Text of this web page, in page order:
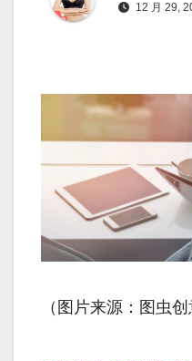
12 月 29,
（图片来源：图虫创